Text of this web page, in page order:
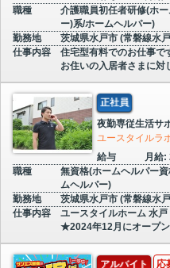
職種
介護職員初任者研修(ホ
ー)系/ホームヘルパー)
勤務地
茨城県水戸市 (常磐線水
仕事内容
住宅型有料でのお仕事で
お住いの入居者さまに対
正社員
夜勤専従生活サ
ユースタイルラ
給与
月給:
職種
無資格(ホームヘルパー
ムヘルパー)
勤務地
茨城県水戸市 (常磐線水
仕事内容
ユースタイルホーム 水戸
★2024年12月にオープ
アルバイト 応